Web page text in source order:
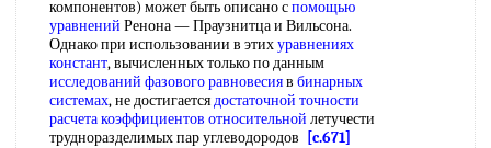
компонентов) может быть описано спомощью
уравнений Ренона — Праузнитца и Вильсона.
Однако при использовании в этихуравнениях
констант, вычисленных только по данным
исследований фазового равновесияв бинарных
системах, не достигаетсядостаточной точности
расчета коэффициентов относительной летучести
трудноразделимых пар углеводородов
[c.671]